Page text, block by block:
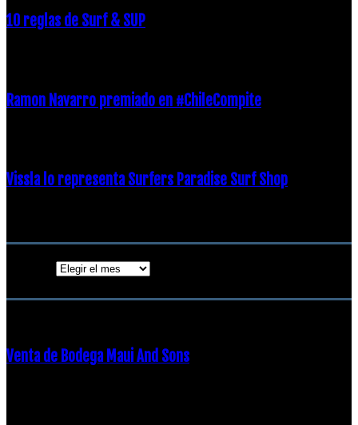
10 reglas de Surf & SUP
Ramon Navarro premiado en #ChileCompite
Vissla lo representa Surfers Paradise Surf Shop
Venta de Bodega Maui And Sons